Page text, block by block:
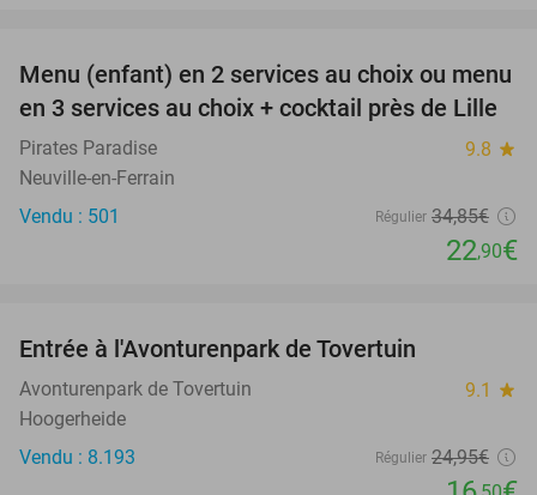
34%
Menu (enfant) en 2 services au choix ou menu
en 3 services au choix + cocktail près de Lille
Pirates Paradise 9.8 star
Neuville-en-Ferrain
Vendu : 501
Régulier 34,85€
22,90€
Entrée à l'Avonturenpark de Tovertuin
Avonturenpark de Tovertuin 9.1 star
Hoogerheide
Vendu : 8.193
Régulier 24,95€